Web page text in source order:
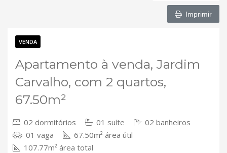
Contato
Imprimir
VENDA
Apartamento à venda, Jardim
Carvalho, com 2 quartos,
67.50m²
02 dormitórios 01 suíte
02 banheiros
01 vaga
67.50m² área útil
107.77m² área total